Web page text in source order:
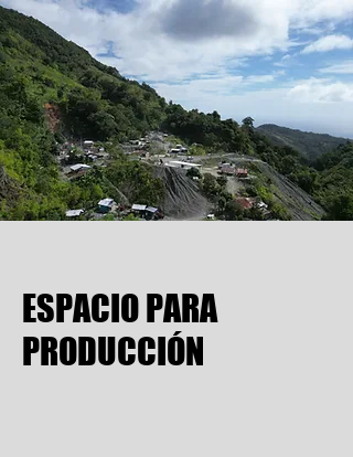
ESPACIO PARA
PRODUCCIÓN